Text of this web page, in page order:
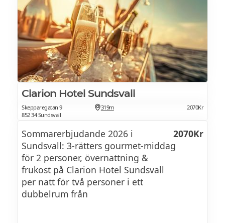
Clarion Hotel Sundsvall
Skepparegatan 9
852 34 Sundsvall
319m 2070Kr
Sommarerbjudande 2026 i
Sundsvall: 3-rätters gourmet-middag
för 2 personer, övernattning &
frukost på Clarion Hotel Sundsvall
per natt för två personer i ett
dubbelrum från
2070Kr